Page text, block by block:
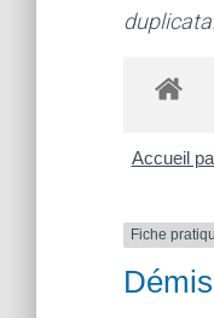
duplicata.
Accueil
Fiche